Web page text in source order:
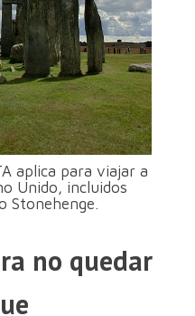
aplica para viajar a
Unido, incluidos
Stonehenge.
no quedar